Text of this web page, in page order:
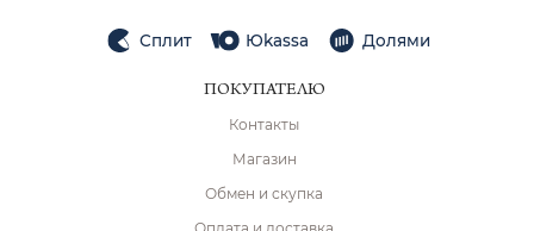
Сплит Юkassa Долями
ПОКУПАТЕЛЮ
Контакты
Магазин
Обмен и скупка